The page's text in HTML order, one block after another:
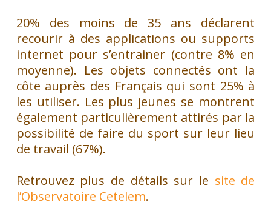
20% des moins de 35 ans déclarent
recourir à des applications ou supports
internet pour s’entrainer (contre 8% en
moyenne). Les objets connectés ont la
côte auprès des Français qui sont 25% à
les utiliser. Les plus jeunes se montrent
également particulièrement attirés par la
possibilité de faire du sport sur leur lieu
de travail (67%).
Retrouvez plus de détails sur le site de
l’Observatoire Cetelem.